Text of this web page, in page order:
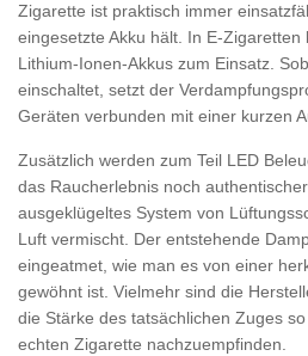
Zigarette ist praktisch immer
eingesetzte Akku hält. In E-
Lithium-Ionen-Akkus zum Einsatz.
einschaltet, setzt der
Geräten verbunden mit einer kurzen
Zusätzlich werden zum Teil LED
das Raucherlebnis noch
ausgeklügeltes System von
Luft vermischt. Der entstehende
eingeatmet, wie man es von einer
gewöhnt ist. Vielmehr sind die
die Stärke des tatsächlichen Zuges
echten Zigarette nachzuempfinden.